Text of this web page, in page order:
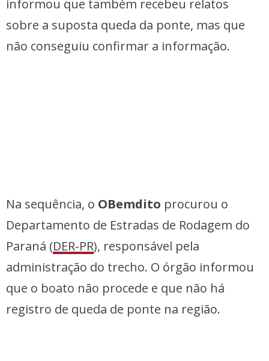
informou que também recebeu relatos
sobre a suposta queda da ponte, mas que
não conseguiu confirmar a informação.
Na sequência, o OBemdito procurou o
Departamento de Estradas de Rodagem do
Paraná (DER-PR), responsável pela
administração do trecho. O órgão informou
que o boato não procede e que não há
registro de queda de ponte na região.